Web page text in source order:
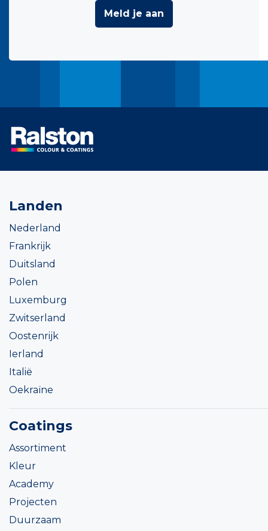
Meld je aan
Landen
Nederland
Frankrijk
Duitsland
Polen
Luxemburg
Zwitserland
Oostenrijk
Ierland
Italië
Oekraïne
Coatings
Assortiment
Kleur
Academy
Projecten
Duurzaam